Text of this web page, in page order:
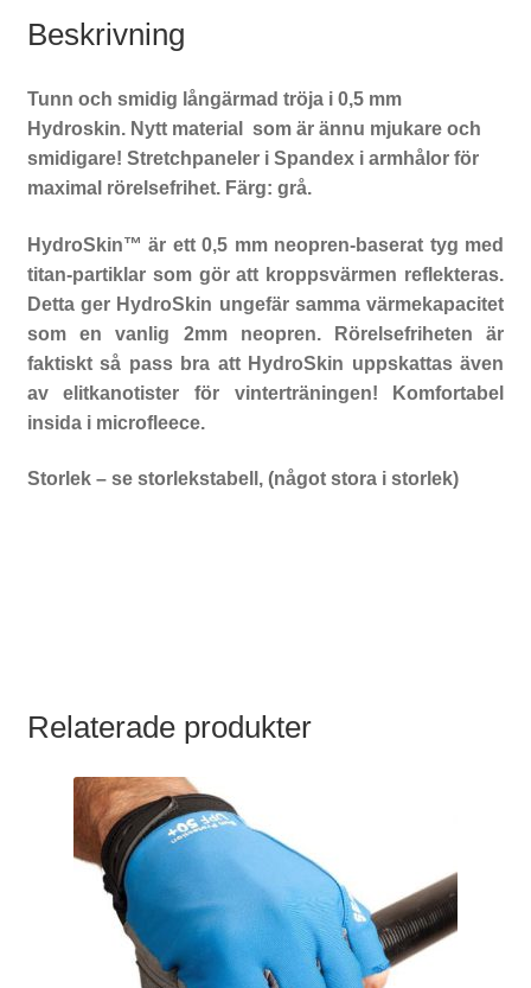
Beskrivning
Tunn och smidig långärmad tröja i 0,5 mm
Hydroskin. Nytt material som är ännu mjukare och
smidigare! Stretchpaneler i Spandex i armhålor för
maximal rörelsefrihet. Färg: grå.
HydroSkin™ är ett 0,5 mm neopren-baserat tyg med
titan-partiklar som gör att kroppsvärmen reflekteras.
Detta ger HydroSkin ungefär samma värmekapacitet
som en vanlig 2mm neopren. Rörelsefriheten är
faktiskt så pass bra att HydroSkin uppskattas även
av elitkanotister för vinterträningen! Komfortabel
insida i microfleece.
Storlek – se storlekstabell, (något stora i storlek)
Relaterade produkter